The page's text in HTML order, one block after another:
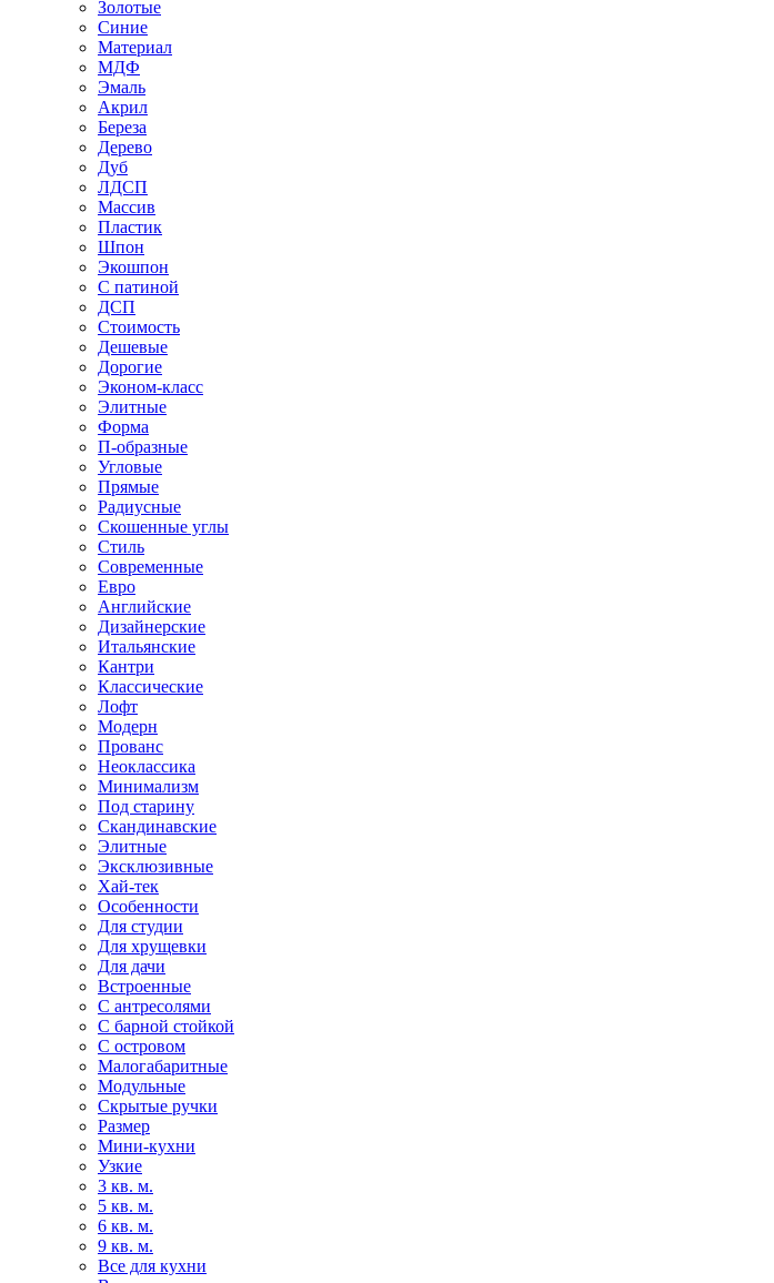
Золотые
Синие
Материал
МДФ
Эмаль
Акрил
Береза
Дерево
Дуб
ЛДСП
Массив
Пластик
Шпон
Экошпон
С патиной
ДСП
Стоимость
Дешевые
Дорогие
Эконом-класс
Элитные
Форма
П-образные
Угловые
Прямые
Радиусные
Скошенные углы
Стиль
Современные
Евро
Английские
Дизайнерские
Итальянские
Кантри
Классические
Лофт
Модерн
Прованс
Неоклассика
Минимализм
Под старину
Скандинавские
Элитные
Эксклюзивные
Хай-тек
Особенности
Для студии
Для хрущевки
Для дачи
Встроенные
С антресолями
С барной стойкой
С островом
Малогабаритные
Модульные
Скрытые ручки
Размер
Мини-кухни
Узкие
3 кв. м.
5 кв. м.
6 кв. м.
9 кв. м.
Все для кухни